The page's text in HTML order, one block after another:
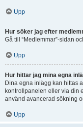
Upp
Hur söker jag efter
Gå till “Medlemmar”-sidan
Upp
Hur hittar jag mina egna
Dina egna inlägg kan hittas
kontrollpanelen eller via din
använd avancerad sökning
Upp